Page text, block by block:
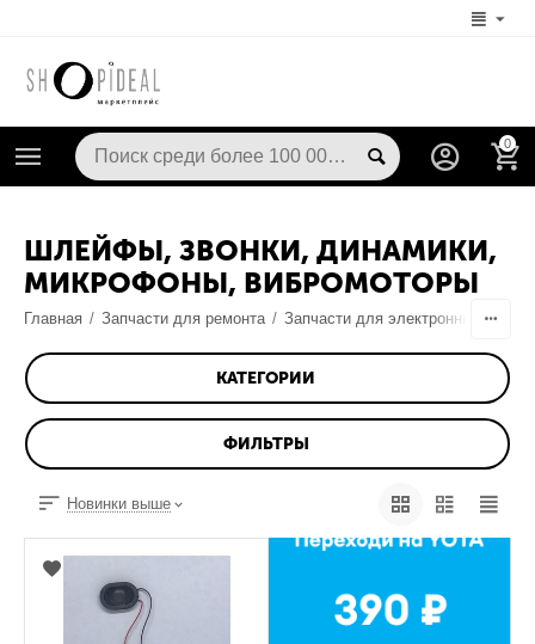
0
ШЛЕЙФЫ, ЗВОНКИ, ДИНАМИКИ,
МИКРОФОНЫ, ВИБРОМОТОРЫ
Главная / Запчасти для ремонта / Запчасти для электронных книг
КАТЕГОРИИ
ФИЛЬТРЫ
Новинки выше